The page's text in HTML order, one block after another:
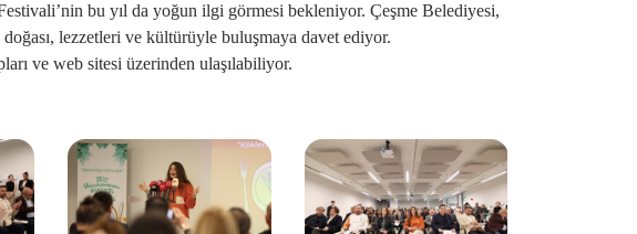
bu yıl da yoğun ilgi görmesi bekleniyor. Çeşme Belediyesi,
lezzetleri ve kültürüyle buluşmaya davet ediyor.
ve web sitesi üzerinden ulaşılabiliyor.